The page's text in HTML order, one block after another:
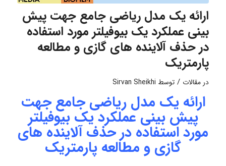
ارائه یک مدل ریاضی جامع جهت پیش
بینی عملکرد یک بیوفیلتر مورد استفاده
در حذف آلاینده های گازی و مطالعه
پارمتریک
درمقالات / توسط Sirvan Sheikhi
ارائه یک مدل ریاضی جامع جهت
پیش بینی عملکرد یک بیوفیلتر
مورد استفاده در حذف آلاینده های
گازی و مطالعه پارمتریک